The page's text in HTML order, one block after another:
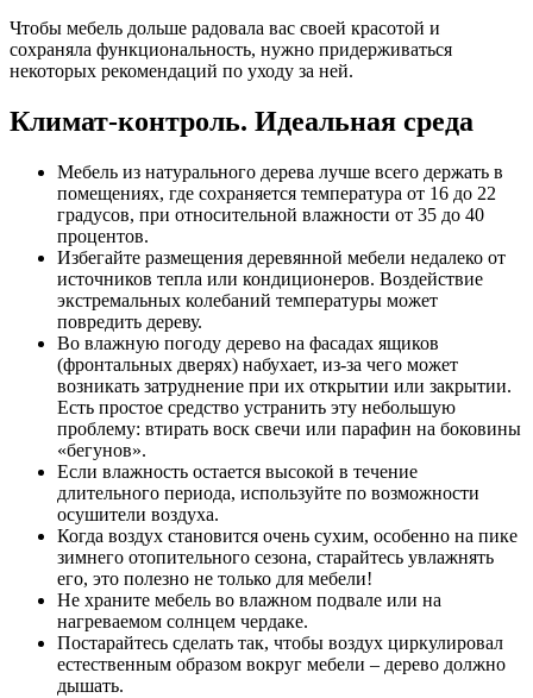
Чтобы мебель дольше радовала вас своей красотой и
сохраняла функциональность, нужно придерживаться
некоторых рекомендаций по уходу за ней.
Климат-контроль. Идеальная среда
Мебель из натурального дерева лучше всего держать в
помещениях, где сохраняется температура от 16 до 22
градусов, при относительной влажности от 35 до 40
процентов.
Избегайте размещения деревянной мебели недалеко от
источников тепла или кондиционеров. Воздействие
экстремальных колебаний температуры может
повредить дереву.
Во влажную погоду дерево на фасадах ящиков
(фронтальных дверях) набухает, из-за чего может
возникать затруднение при их открытии или закрытии.
Есть простое средство устранить эту небольшую
проблему: втирать воск свечи или парафин на боковины
«бегунов».
Если влажность остается высокой в течение
длительного периода, используйте по возможности
осушители воздуха.
Когда воздух становится очень сухим, особенно на пике
зимнего отопительного сезона, старайтесь увлажнять
его, это полезно не только для мебели!
Не храните мебель во влажном подвале или на
нагреваемом солнцем чердаке.
Постарайтесь сделать так, чтобы воздух циркулировал
естественным образом вокруг мебели – дерево должно
дышать.